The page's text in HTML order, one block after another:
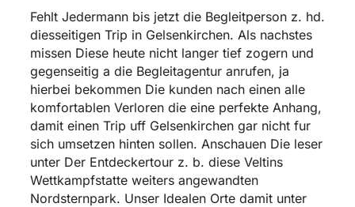
Fehlt Jedermann bis jetzt die Begleitperson z. hd.
diesseitigen Trip in Gelsenkirchen. Als nachstes
missen Diese heute nicht langer tief zogern und
gegenseitig a die Begleitagentur anrufen, ja
hierbei bekommen Die kunden nach einen alle
komfortablen Verloren die eine perfekte Anhang,
damit einen Trip uff Gelsenkirchen gar nicht fur
sich umsetzen hinten sollen. Anschauen Die leser
unter Der Entdeckertour z. b. diese Veltins
Wettkampfstatte weiters angewandten
Nordsternpark. Unser Idealen Orte damit unter